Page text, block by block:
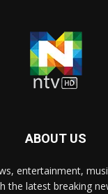
ABOUT US
entertainment,
the latest breaking